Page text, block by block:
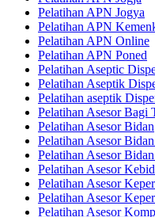
Pelatihan APN Jogya
Pelatihan APN
Pelatihan APN Online
Pelatihan APN Poned
Pelatihan Aseptic
Pelatihan Aseptik
Pelatihan aseptik
Pelatihan Asesor Bagi
Pelatihan Asesor Bidan
Pelatihan Asesor
Pelatihan Asesor
Pelatihan Asesor
Pelatihan Asesor
Pelatihan Asesor
Pelatihan Asesor